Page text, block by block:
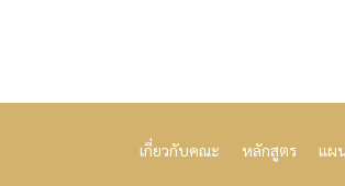
เกี่ยวกับคณะ หลักสูตร แผ